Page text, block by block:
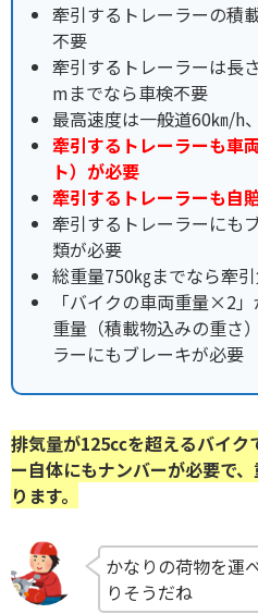
牽引するトレーラーの積
不要
牽引するトレーラーは長
mまでなら車検不要
最高速度は一般道60㎞/h
牽引するトレーラーも車
ト）が必要
牽引するトレーラーも自
牽引するトレーラーにも
類が必要
総重量750㎏までなら牽
「バイクの車両重量×2
重量（積載物込みの重さ
ラーにもブレーキが必要
排気量が125㏄を超えるバイク
ー自体にもナンバーが必要で
ります。
かなりの荷物を運
りそうだね